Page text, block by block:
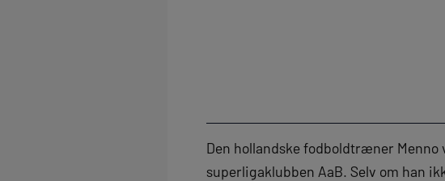
Den hollandske fodboldtræner
superligaklubben AaB. Selv om han